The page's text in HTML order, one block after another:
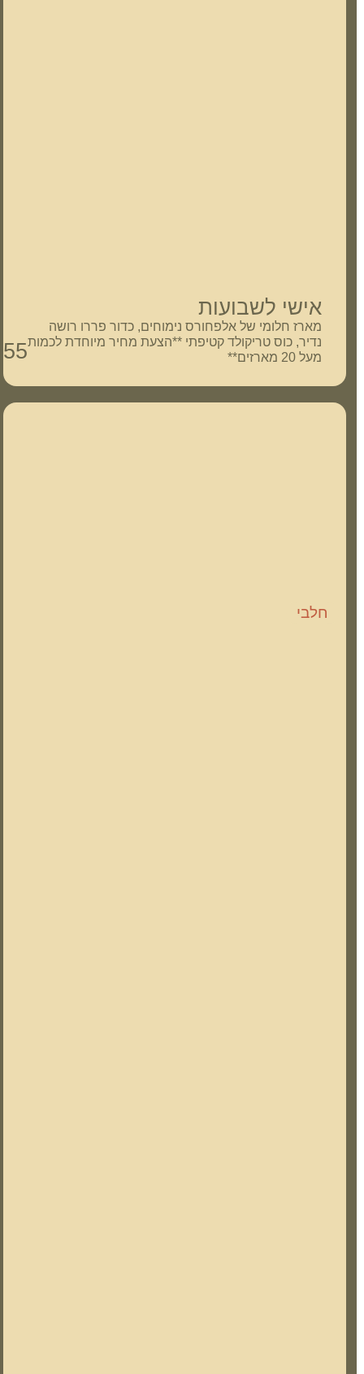
אישי לשבועות
מארז חלומי של אלפחורס נימוחים, כדור פררו רושה
נדיר, כוס טריקולד קטיפתי **הצעת מחיר מיוחדת לכמות
מעל 20 מארזים**
55
חלבי